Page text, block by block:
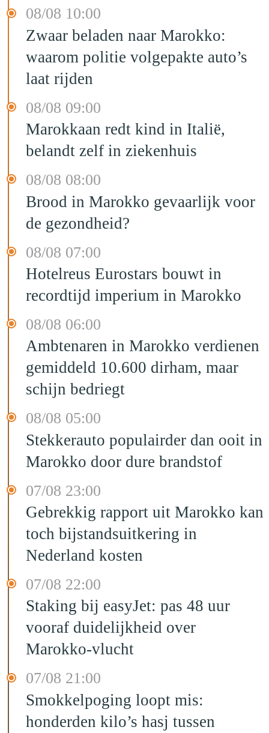
08/08 10:00
Zwaar beladen naar Marokko:
waarom politie volgepakte auto’s
laat rijden
08/08 09:00
Marokkaan redt kind in Italië,
belandt zelf in ziekenhuis
08/08 08:00
Brood in Marokko gevaarlijk voor
de gezondheid?
08/08 07:00
Hotelreus Eurostars bouwt in
recordtijd imperium in Marokko
08/08 06:00
Ambtenaren in Marokko verdienen
gemiddeld 10.600 dirham, maar
schijn bedriegt
08/08 05:00
Stekkerauto populairder dan ooit in
Marokko door dure brandstof
07/08 23:00
Gebrekkig rapport uit Marokko kan
toch bijstandsuitkering in
Nederland kosten
07/08 22:00
Staking bij easyJet: pas 48 uur
vooraf duidelijkheid over
Marokko-vlucht
07/08 21:00
Smokkelpoging loopt mis:
honderden kilo’s hasj tussen